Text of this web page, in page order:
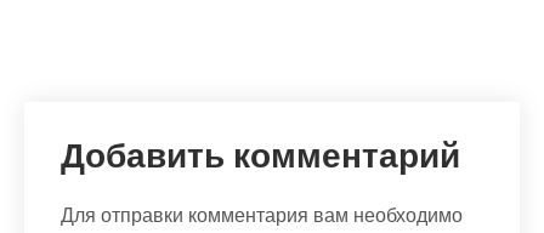
Добавить комментарий
Для отправки комментария вам необходимо